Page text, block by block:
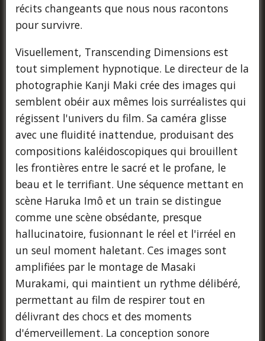
récits changeants que nous nous racontons
pour survivre.
Visuellement, Transcending Dimensions est
tout simplement hypnotique. Le directeur de la
photographie Kanji Maki crée des images qui
semblent obéir aux mêmes lois surréalistes qui
régissent l'univers du film. Sa caméra glisse
avec une fluidité inattendue, produisant des
compositions kaléidoscopiques qui brouillent
les frontières entre le sacré et le profane, le
beau et le terrifiant. Une séquence mettant en
scène Haruka Imô et un train se distingue
comme une scène obsédante, presque
hallucinatoire, fusionnant le réel et l'irréel en
un seul moment haletant. Ces images sont
amplifiées par le montage de Masaki
Murakami, qui maintient un rythme délibéré,
permettant au film de respirer tout en
délivrant des chocs et des moments
d'émerveillement. La conception sonore